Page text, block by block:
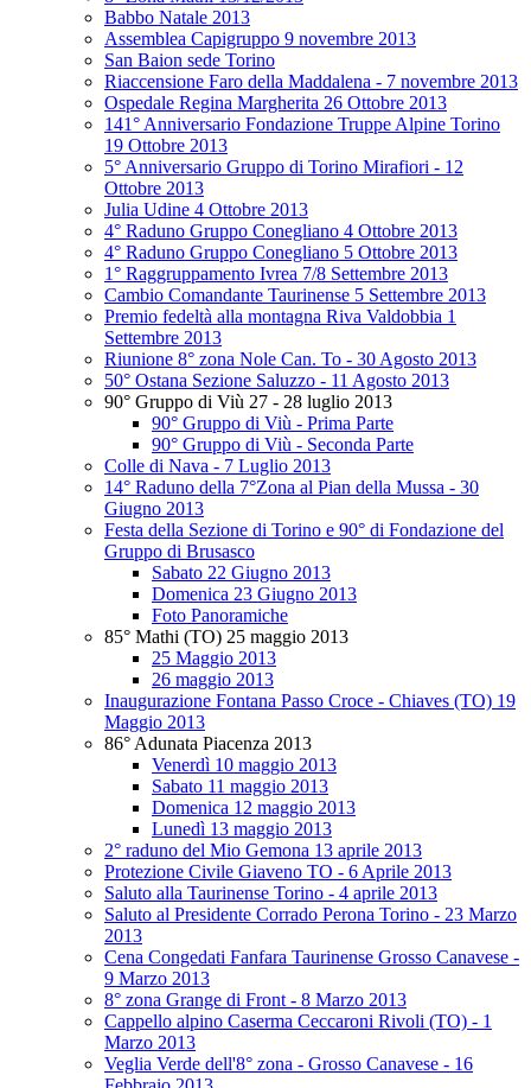
Babbo Natale 2013
Assemblea Capigruppo 9 novembre 2013
San Baion sede Torino
Riaccensione Faro della Maddalena - 7 novembre 2013
Ospedale Regina Margherita 26 Ottobre 2013
141° Anniversario Fondazione Truppe Alpine Torino
19 Ottobre 2013
5° Anniversario Gruppo di Torino Mirafiori - 12
Ottobre 2013
Julia Udine 4 Ottobre 2013
4° Raduno Gruppo Conegliano 4 Ottobre 2013
4° Raduno Gruppo Conegliano 5 Ottobre 2013
1° Raggruppamento Ivrea 7/8 Settembre 2013
Cambio Comandante Taurinense 5 Settembre 2013
Premio fedeltà alla montagna Riva Valdobbia 1
Settembre 2013
Riunione 8° zona Nole Can. To - 30 Agosto 2013
50° Ostana Sezione Saluzzo - 11 Agosto 2013
90° Gruppo di Viù 27 - 28 luglio 2013
90° Gruppo di Viù - Prima Parte
90° Gruppo di Viù - Seconda Parte
Colle di Nava - 7 Luglio 2013
14° Raduno della 7°Zona al Pian della Mussa - 30
Giugno 2013
Festa della Sezione di Torino e 90° di Fondazione del
Gruppo di Brusasco
Sabato 22 Giugno 2013
Domenica 23 Giugno 2013
Foto Panoramiche
85° Mathi (TO) 25 maggio 2013
25 Maggio 2013
26 maggio 2013
Inaugurazione Fontana Passo Croce - Chiaves (TO) 19
Maggio 2013
86° Adunata Piacenza 2013
Venerdì 10 maggio 2013
Sabato 11 maggio 2013
Domenica 12 maggio 2013
Lunedì 13 maggio 2013
2° raduno del Mio Gemona 13 aprile 2013
Protezione Civile Giaveno TO - 6 Aprile 2013
Saluto alla Taurinense Torino - 4 aprile 2013
Saluto al Presidente Corrado Perona Torino - 23 Marzo
2013
Cena Congedati Fanfara Taurinense Grosso Canavese -
9 Marzo 2013
8° zona Grange di Front - 8 Marzo 2013
Cappello alpino Caserma Ceccaroni Rivoli (TO) - 1
Marzo 2013
Veglia Verde dell'8° zona - Grosso Canavese - 16